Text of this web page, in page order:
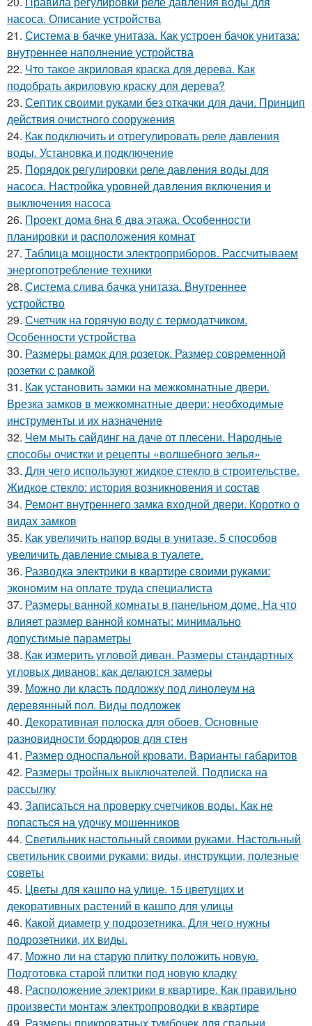
насоса. Описание устройства
21. Система в бачке унитаза. Как устроен бачок унитаза:
внутреннее наполнение устройства
22. Что такое акриловая краска для дерева. Как
подобрать акриловую краску для дерева?
23. Септик своими руками без откачки для дачи. Принцип
действия очистного сооружения
24. Как подключить и отрегулировать реле давления
воды. Установка и подключение
25. Порядок регулировки реле давления воды для
насоса. Настройка уровней давления включения и
выключения насоса
26. Проект дома 6на 6 два этажа. Особенности
планировки и расположения комнат
27. Таблица мощности электроприборов. Рассчитываем
энергопотребление техники
28. Система слива бачка унитаза. Внутреннее
устройство
29. Счетчик на горячую воду с термодатчиком.
Особенности устройства
30. Размеры рамок для розеток. Размер современной
розетки с рамкой
31. Как установить замки на межкомнатные двери.
Врезка замков в межкомнатные двери: необходимые
инструменты и их назначение
32. Чем мыть сайдинг на даче от плесени. Народные
способы очистки и рецепты «волшебного зелья»
33. Для чего используют жидкое стекло в строительстве.
Жидкое стекло: история возникновения и состав
34. Ремонт внутреннего замка входной двери. Коротко о
видах замков
35. Как увеличить напор воды в унитазе. 5 способов
увеличить давление смыва в туалете.
36. Разводка электрики в квартире своими руками:
экономим на оплате труда специалиста
37. Размеры ванной комнаты в панельном доме. На что
влияет размер ванной комнаты: минимально
допустимые параметры
38. Как измерить угловой диван. Размеры стандартных
угловых диванов: как делаются замеры
39. Можно ли класть подложку под линолеум на
деревянный пол. Виды подложек
40. Декоративная полоска для обоев. Основные
разновидности бордюров для стен
41. Размер односпальной кровати. Варианты габаритов
42. Размеры тройных выключателей. Подписка на
рассылку
43. Записаться на проверку счетчиков воды. Как не
попасться на удочку мошенников
44. Светильник настольный своими руками. Настольный
светильник своими руками: виды, инструкции, полезные
советы
45. Цветы для кашпо на улице. 15 цветущих и
декоративных растений в кашпо для улицы
46. Какой диаметр у подрозетника. Для чего нужны
подрозетники, их виды.
47. Можно ли на старую плитку положить новую.
Подготовка старой плитки под новую кладку
48. Расположение электрики в квартире. Как правильно
произвести монтаж электропроводки в квартире
49. Размеры прикроватных тумбочек для спальни.